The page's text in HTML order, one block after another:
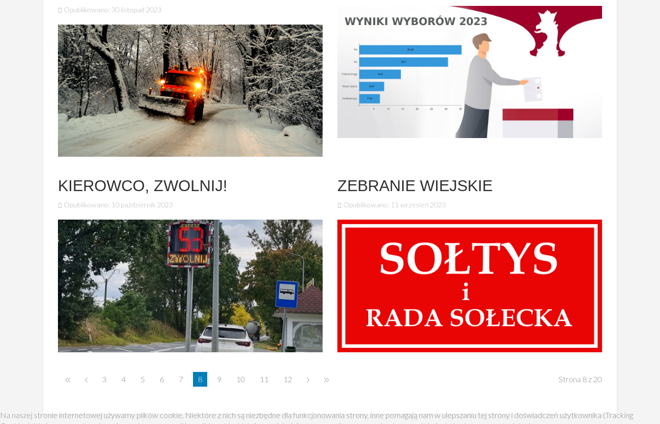
Opublikowano: 30 listopad 2023
KIEROWCO, ZWOLNIJ!
Opublikowano: 10 październik 2023
ZEBRANIE WIEJSKIE
Opublikowano: 11 wrzesień 2023
Strona 8 z 20
3 4 5 6 7 8 9 10 11 12
Na naszej stronie internetowej używamy plików cookie. Niektóre z nich są niezbędne dla funkcjonowania strony, inne pomagają nam w ulepszaniu tej strony i doświadczeń użytkownika (Tracking